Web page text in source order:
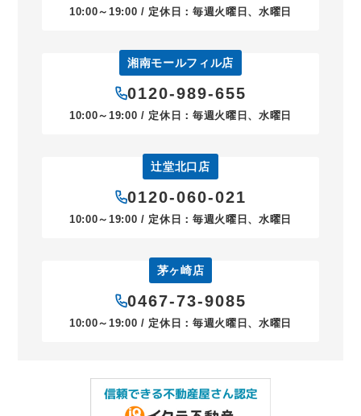
10:00～19:00 / 定休日：毎週火曜日、水曜日
湘南モールフィル店
0120-989-655
10:00～19:00 / 定休日：毎週火曜日、水曜日
辻堂北口店
0120-060-021
10:00～19:00 / 定休日：毎週火曜日、水曜日
茅ヶ崎店
0467-73-9085
10:00～19:00 / 定休日：毎週火曜日、水曜日